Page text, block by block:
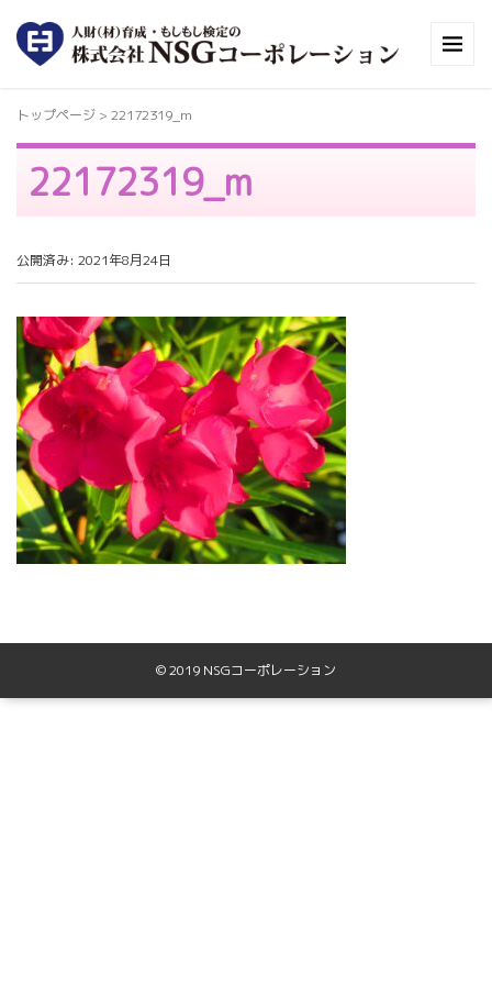
トップページ > 22172319_m
22172319_m
公開済み: 2021年8月24日
© 2019 NSGコーポレーション